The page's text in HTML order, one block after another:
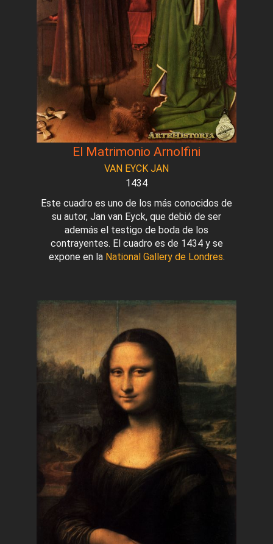
El Matrimonio Arnolfini
VAN EYCK JAN
1434
Este cuadro es uno de los más conocidos de
su autor, Jan van Eyck, que debió de ser
además el testigo de boda de los
contrayentes. El cuadro es de 1434 y se
expone en la National Gallery de Londres.